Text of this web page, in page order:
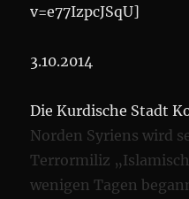
v=e77IzpcJSqU]
3.10.2014
Die Kurdische Stadt
Norden Syriens wird
Terrormiliz
wenigen Tagen